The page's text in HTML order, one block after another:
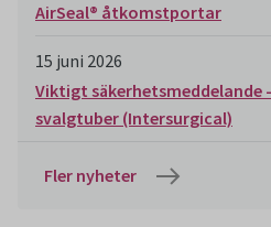
AirSeal® åtkomstportar
15 juni 2026
Viktigt säkerhetsmeddelande
svalgtuber (Intersurgical)
Fler nyheter